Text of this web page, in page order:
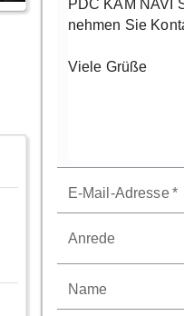
E-Mail-Adresse*
Anrede
Name